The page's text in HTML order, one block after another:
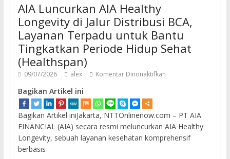
AIA Luncurkan AIA Healthy
Longevity di Jalur Distribusi BCA,
Layanan Terpadu untuk Bantu
Tingkatkan Periode Hidup Sehat
(Healthspan)
09/07/2026 alex Komentar Dinonaktifkan
Bagikan Artikel ini
Bagikan Artikel iniJakarta, NTTOnlinenow.com – PT AIA
FINANCIAL (AIA) secara resmi meluncurkan AIA Healthy
Longevity, sebuah layanan kesehatan komprehensif
berbasis